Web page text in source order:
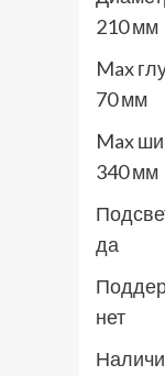
210 мм
Max
70 мм
Max
340 мм
да
нет